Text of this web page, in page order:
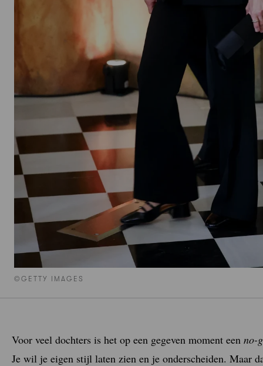
©GETTY IMAGES
Voor veel dochters is het op een gegeven moment een no-
Je wil je eigen stijl laten zien en je onderscheiden. Maar